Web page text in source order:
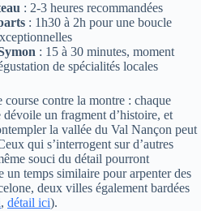
: 2-3 heures recommandées
: 1h30 à 2h pour une boucle
: 15 à 30 minutes, moment
de spécialités locales
contre la montre : chaque
un fragment d’histoire, et
la vallée du Val Nançon peut
qui s’interrogent sur d’autres
souci du détail pourront
un temps similaire pour arpenter des
deux villes également bardées
, détail ici).